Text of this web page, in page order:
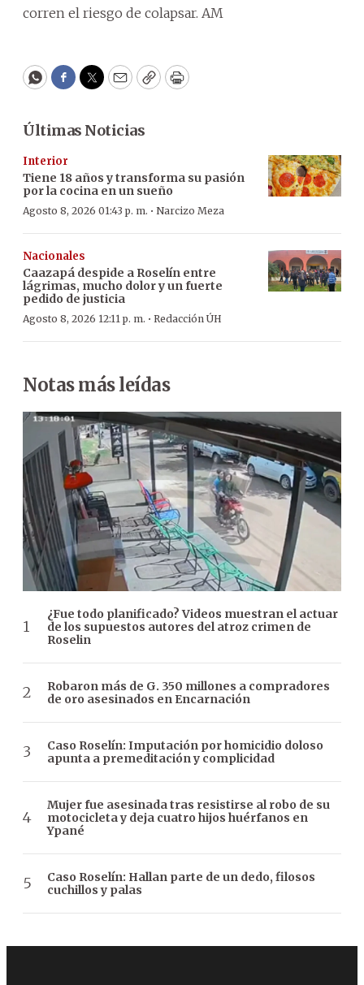
corren el riesgo de colapsar. AM
WhatsApp
Facebook
Twitter
EmailCopyPrint
Últimas Noticias
Interior
Tiene 18 años y transforma su pasión
por la cocina en un sueño
Agosto 8, 2026 01:43 p. m. · Narcizo Meza
Nacionales
Caazapá despide a Roselín entre
lágrimas, mucho dolor y un fuerte
pedido de justicia
Agosto 8, 2026 12:11 p. m. · Redacción ÚH
Notas más leídas
¿Fue todo planificado? Videos muestran el actuar
de los supuestos autores del atroz crimen de
Roselin
Robaron más de G. 350 millones a compradores
de oro asesinados en Encarnación
Caso Roselín: Imputación por homicidio doloso
apunta a premeditación y complicidad
Mujer fue asesinada tras resistirse al robo de su
motocicleta y deja cuatro hijos huérfanos en
Ypané
Caso Roselín: Hallan parte de un dedo, filosos
cuchillos y palas